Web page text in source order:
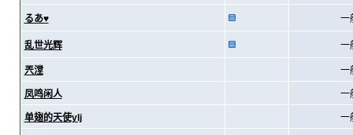
るあ♥ 一
乱世光辉 一
兲漟 一
凤鸣闲人 一
单翅的天使ylj 一